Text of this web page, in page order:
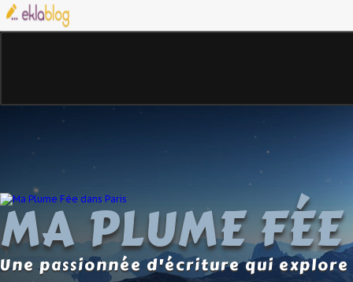
MA PLUME
Une passionnée d'écriture qui